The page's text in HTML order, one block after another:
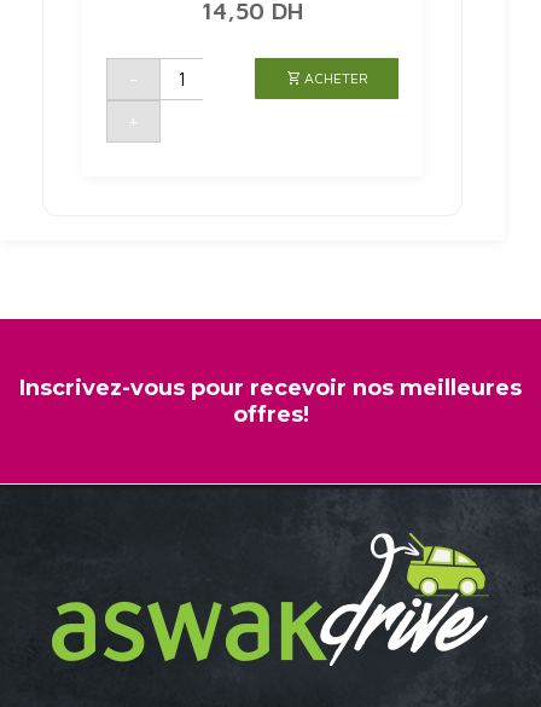
14,50 DH
-
quantité
NETTOYANT
1L
+
ACHETER
Inscrivez-vous pour recevoir nos meilleures
offres!